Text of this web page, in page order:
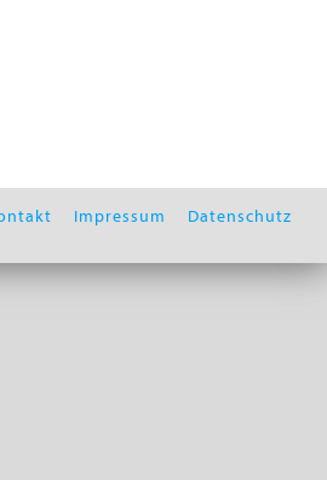
Impressum Datenschutz